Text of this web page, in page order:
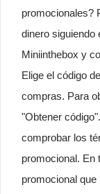
promocionales?
dinero siguiendo
Miniinthebox y
Elige el código
compras. Para
"Obtener
comprobar los
promocional. En
promocional